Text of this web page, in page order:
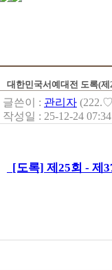
대한민국서예대전 도록(
글쓴이 : 관리자
작성일 : 25-12-24 07:34
[도록] 제25회 - 제